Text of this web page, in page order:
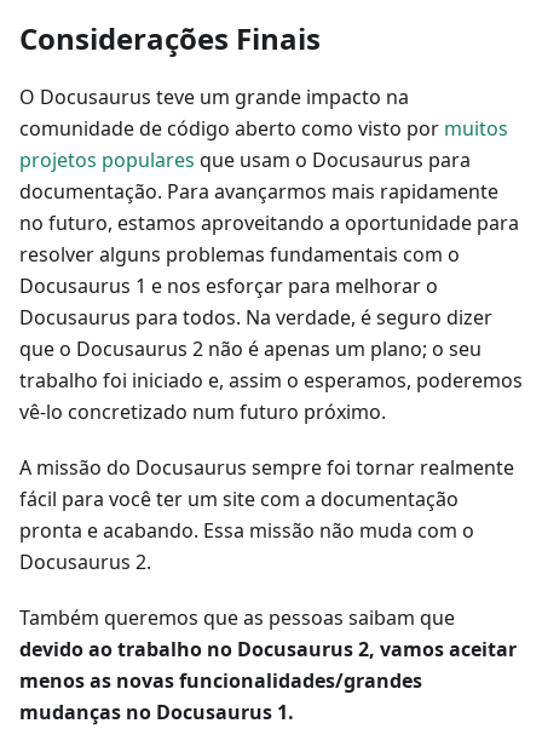
Considerações Finais
O Docusaurus teve um grande impacto na
comunidade de código aberto como visto por muitos
projetos populares que usam o Docusaurus para
documentação. Para avançarmos mais rapidamente
no futuro, estamos aproveitando a oportunidade para
resolver alguns problemas fundamentais com o
Docusaurus 1 e nos esforçar para melhorar o
Docusaurus para todos. Na verdade, é seguro dizer
que o Docusaurus 2 não é apenas um plano; o seu
trabalho foi iniciado e, assim o esperamos, poderemos
vê-lo concretizado num futuro próximo.
A missão do Docusaurus sempre foi tornar realmente
fácil para você ter um site com a documentação
pronta e acabando. Essa missão não muda com o
Docusaurus 2.
Também queremos que as pessoas saibam que
devido ao trabalho no Docusaurus 2, vamos aceitar
menos as novas funcionalidades/grandes
mudanças no Docusaurus 1.